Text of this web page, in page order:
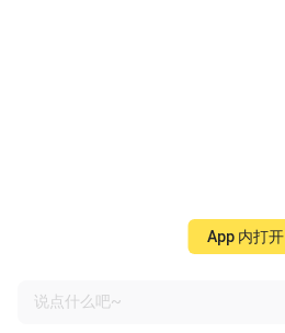
说点什么吧~
App 内打开